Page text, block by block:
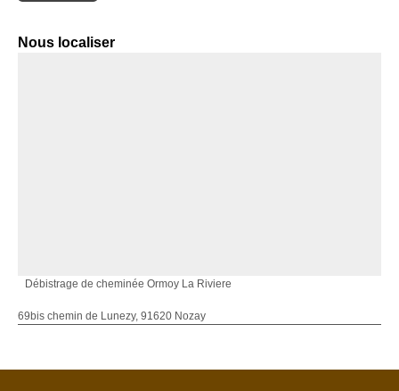
Nous localiser
Débistrage de cheminée Ormoy La Riviere
69bis chemin de Lunezy, 91620 Nozay